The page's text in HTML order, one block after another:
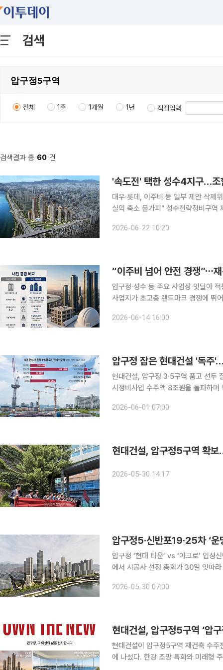
검색
전체 1주 1개월 1년 직접입력
검색결과 총 60 건
'속도전' 택한 성수4지구…조
대우·롯데, 이주비 등 일부 제안 삭제
실익 축소 불가피" 성수전략정비구역 제4지구 재개발이 사업 추진에 속도를 낼 채비를 하고 있다.
데건설은 향후 논란 소지가 있다고 판
2026-06-22 10:20
“이주비 넘어 안전 경쟁”⋯재
압구정·성수 등 주요 사업장 잇달아 적용초고층
사업지가 초고층 랜드마크 경쟁에 뛰
2026-06-14 16:00
압구정 잡은 현대건설 '독주
현대건설, 압구정 3·5구역 품고 선두 질주
시정비사업 수주액 8조원을 돌파하
2026-06-01 07:00
현대건설, 압구정5구역 확보
2026-05-30 14:17
압구정5·신반포19·25차 ‘
압구정 ‘현대 타운’ vs ‘아크로’ 입성신반포 ‘래
에서 시공사 선정 총회가 30일 잇따
2026-05-30 07:00
현대건설, 압구정5구역 ‘압
현대건설이 압구정5구역 재건축 수
에 나섰다. 한강 조망 특화와 미래형